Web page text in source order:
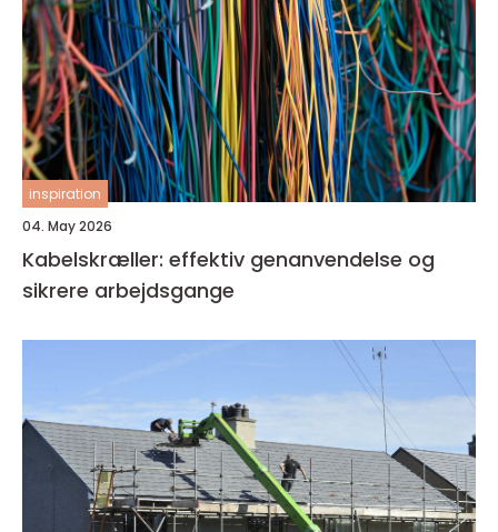
inspiration
04. May 2026
Kabelskræller: effektiv genanvendelse og
sikrere arbejdsgange